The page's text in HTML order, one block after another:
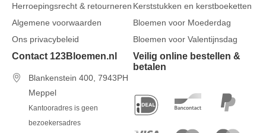
Herroepingsrecht & retourneren
Algemene voorwaarden
Ons privacybeleid
Kerststukken en kerstboeketten
Bloemen voor Moederdag
Bloemen voor Valentijnsdag
Contact 123Bloemen.nl
Blankenstein 400, 7943PH
Meppel
Kantooradres is geen
bezoekersadres
Veilig online bestellen &
betalen